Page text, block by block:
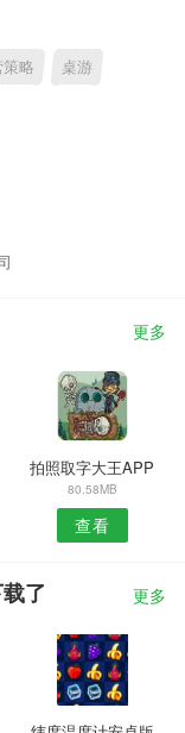
略 桌游
更多
拍照取字大王APP
80.58MB
查看
了 更多